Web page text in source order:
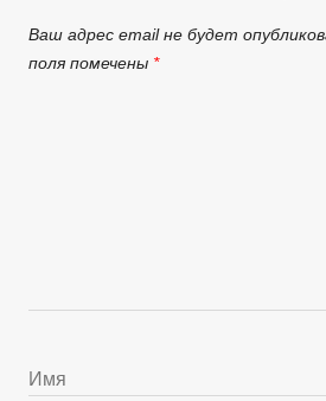
Ваш адрес email не будет
поля помечены *